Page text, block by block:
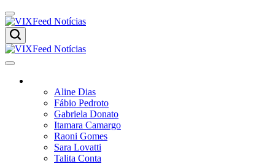
Aline Dias
Fábio Pedroto
Gabriela Donato
Itamara Camargo
Raoni Gomes
Sara Lovatti
Talita Conta